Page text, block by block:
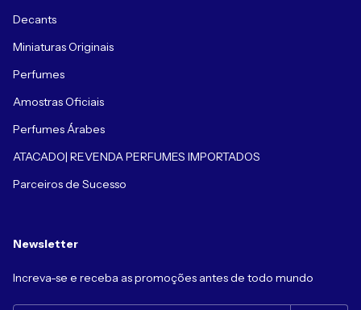
Decants
Miniaturas Originais
Perfumes
Amostras Oficiais
Perfumes Árabes
ATACADO| REVENDA PERFUMES IMPORTADOS
Parceiros de Sucesso
Newsletter
Increva-se e receba as promoções antes de todo mundo